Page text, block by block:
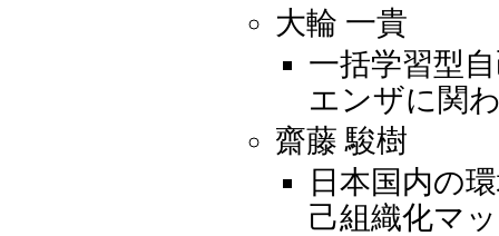
大輪 一貴
一括学習型
エンザに関
齋藤 駿樹
日本国内の
己組織化マ